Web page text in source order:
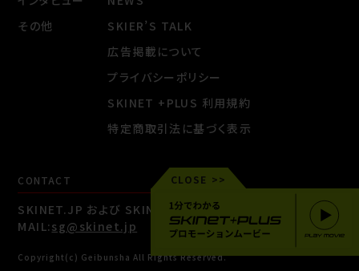
その他
SKIER’S TALK
広告掲載について
プライバシーポリシー
SKINET +PLUS 利用規約
特定商取引法に基づく表示
CONTACT
SKINET.JP および SKINET +PLUSに関するお問い合わせ
MAIL:sg@skinet.jp
Copyright(c) Geibunsha All Rights Reserved.
CLOSE